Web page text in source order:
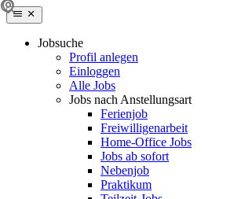
Jobsuche
Profil anlegen
Einloggen
Alle Jobs
Jobs nach Anstellungsart
Ferienjob
Freiwilligenarbeit
Home-Office Jobs
Jobs ab sofort
Nebenjob
Praktikum